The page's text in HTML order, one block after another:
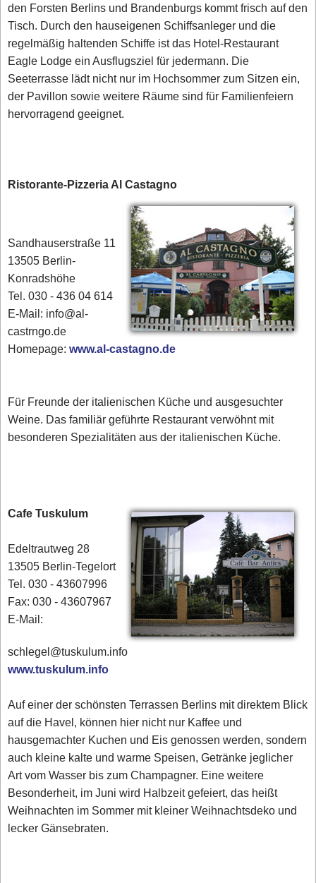
den Forsten Berlins und Brandenburgs kommt frisch auf den
Tisch. Durch den hauseigenen Schiffsanleger und die
regelmäßig haltenden Schiffe ist das Hotel-Restaurant
Eagle Lodge ein Ausflugsziel für jedermann. Die
Seeterrasse lädt nicht nur im Hochsommer zum Sitzen ein,
der Pavillon sowie weitere Räume sind für Familienfeiern
hervorragend geeignet.
Ristorante-Pizzeria Al Castagno
Sandhauserstraße 11
13505 Berlin-
Konradshöhe
Tel. 030 - 436 04 614
E-Mail: info@al-
castrngo.de
Homepage:www.al-castagno.de
Für Freunde der italienischen Küche und ausgesuchter
Weine. Das familiär geführte Restaurant verwöhnt mit
besonderen Spezialitäten aus der italienischen Küche.
Cafe Tuskulum
Edeltrautweg 28
13505 Berlin-Tegelort
Tel. 030 - 43607996
Fax: 030 - 43607967
E-Mail:
schlegel@tuskulum.info
www.tuskulum.info
Auf einer der schönsten Terrassen Berlins mit direktem Blick
auf die Havel, können hier nicht nur Kaffee und
hausgemachter Kuchen und Eis genossen werden, sondern
auch kleine kalte und warme Speisen, Getränke jeglicher
Art vom Wasser bis zum Champagner. Eine weitere
Besonderheit, im Juni wird Halbzeit gefeiert, das heißt
Weihnachten im Sommer mit kleiner Weihnachtsdeko und
lecker Gänsebraten.